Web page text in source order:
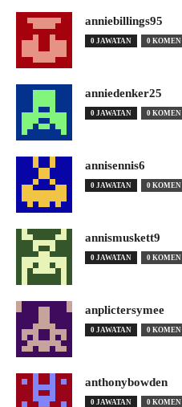
anniebillings95
0 JAWATAN 0 KOMEN
anniedenker25
0 JAWATAN 0 KOMEN
annisennis6
0 JAWATAN 0 KOMEN
annismuskett9
0 JAWATAN 0 KOMEN
anplictersymee
0 JAWATAN 0 KOMEN
anthonybowden
0 JAWATAN 0 KOMEN